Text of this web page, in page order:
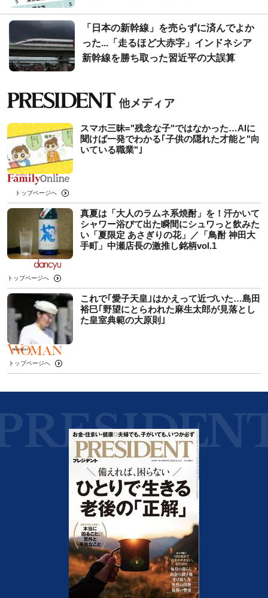
「日本の新幹線」を売らずに済んでよか
った...「走るほど大赤字」インドネシア
新幹線を勝ち取った習近平の大誤算
スマホ三昧="残念な子"ではなかった…AIに
聞けば一発でわかる｢子供の隠れた才能と"向
いている職業"｣
トップページへ
真夏は「大人のラムネ系焼酎」を！汗かいて
シャワー浴びて出た瞬間にシュワっと飲みた
い「夏限定 あさぎりの花」／「鳥酎 神田大
手町」中瀬店長の激推し銘柄vol.1
トップページへ
これで｢愛子天皇｣はかえって近づいた…島田
裕巳｢野望にとらわれた麻生太郎が見落とし
た皇室典範の大原則｣
トップページへ